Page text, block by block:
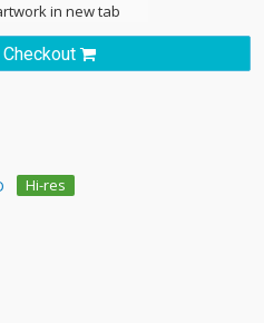
in new tab
Hi-res